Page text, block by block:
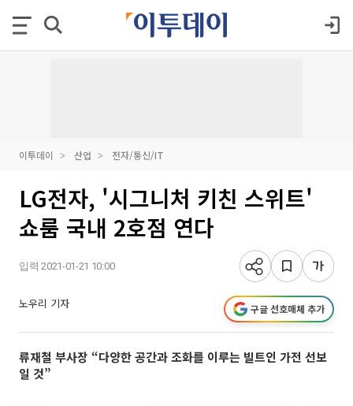
이투데이 산업 전자/통신/IT
LG전자, '시그니처 키친 스위트'
쇼룸 국내 2호점 연다
입력 2021-01-21 10:00
노우리 기자 구글 선호매체 추가
류재철 부사장 “다양한 공간과 조화를 이루는 빌트인 가전 선보
일 것”